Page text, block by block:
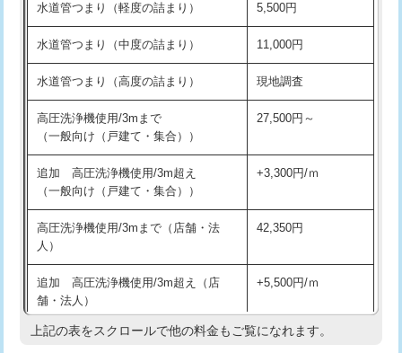
洗面台設置 38,500円
化粧台設置 22,000円
追加人工 16,500円
廃棄・処分 現場見積
※給水管工事は20mmまでの価格です。
交換・取付(排水栓・排水トラップ
22,000円+材料費
持込商品取付（混合水栓）
持込商品取付（浄水器・分岐水栓） 16,500円
業）
排水管工事（追加 排水管工事/3ｍ超
え）
水道管つまり（軽度の詰まり） 5,500円
水道管つまり（中度の詰まり） 11,000円
水道管つまり（高度の詰まり） 現地調査
高圧洗浄機使用/3mまで
（一般向け（戸建て・集合））
27,500円～
追加 高圧洗浄機使用/3m超え
（一般向け（戸建て・集合））
+3,300円/ｍ
高圧洗浄機使用/3mまで（店舗・法
人）
42,350円
追加 高圧洗浄機使用/3m超え（店
舗・法人）
+5,500円/ｍ
高度高圧洗浄換 現地調査
上記の表をスクロールで他の料金もご覧になれます。